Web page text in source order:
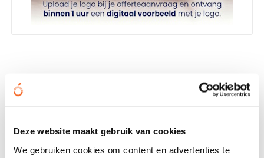
Deze website maakt gebruik van cookies
We gebruiken cookies om content en advertenties te
Specificaties